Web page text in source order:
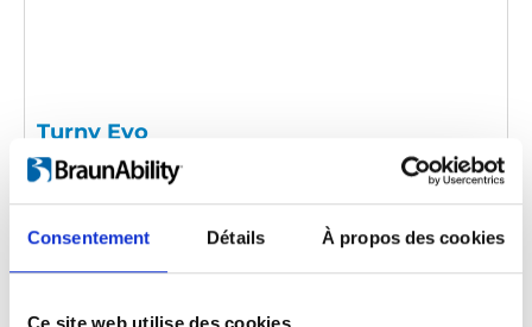
Consentement Détails À propos des cookies
Turny Evo
Code d'intégration
(copiez le code ci-dessous et
collez-le dans le html de votre propre site pour
intégrer la vidéo)